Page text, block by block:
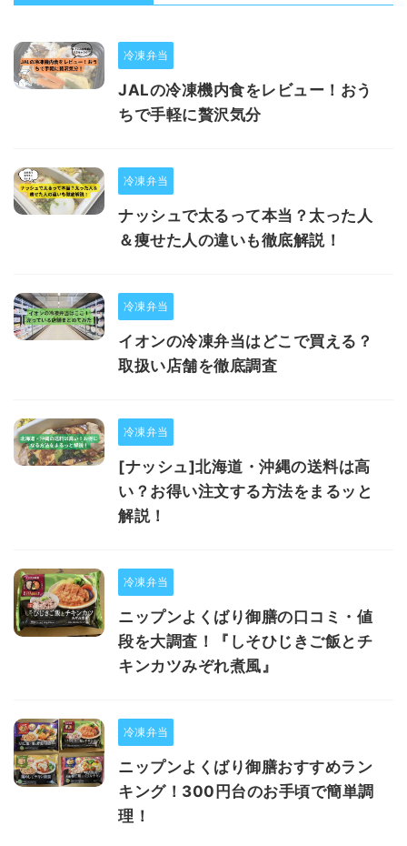
冷凍弁当
JALの冷凍機内食をレビュー！おう
ちで手軽に贅沢気分
冷凍弁当
ナッシュで太るって本当？太った人
＆痩せた人の違いも徹底解説！
冷凍弁当
イオンの冷凍弁当はどこで買える？
取扱い店舗を徹底調査
冷凍弁当
[ナッシュ]北海道・沖縄の送料は高
い？お得い注文する方法をまるッと
解説！
冷凍弁当
ニップンよくばり御膳の口コミ・値
段を大調査！『しそひじきご飯とチ
キンカツみぞれ煮風』
冷凍弁当
ニップンよくばり御膳おすすめラン
キング！300円台のお手頃で簡単調
理！